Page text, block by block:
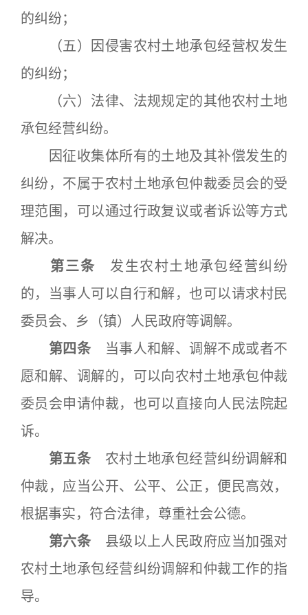
的纠纷；
（五）因侵害农村土地承包经营权发生
的纠纷；
（六）法律、法规规定的其他农村土地
承包经营纠纷。
因征收集体所有的土地及其补偿发生的
纠纷，不属于农村土地承包仲裁委员会的受
理范围，可以通过行政复议或者诉讼等方式
解决。
第三条 发生农村土地承包经营纠纷
的，当事人可以自行和解，也可以请求村民
委员会、乡（镇）人民政府等调解。
第四条 当事人和解、调解不成或者不
愿和解、调解的，可以向农村土地承包仲裁
委员会申请仲裁，也可以直接向人民法院起
诉。
第五条 农村土地承包经营纠纷调解和
仲裁，应当公开、公平、公正，便民高效，
根据事实，符合法律，尊重社会公德。
第六条 县级以上人民政府应当加强对
农村土地承包经营纠纷调解和仲裁工作的指
导。